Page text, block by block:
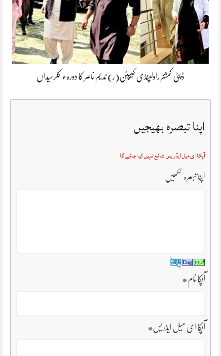
ڈپٹی کمشنر راولپنڈی کیپٹن(ر) ندیم ناصر کا دورہء کلرسیداں
اپنا تبصرہ بھیجیں
آپکا ای میل ایڈریس شائع نہیں کیا جائے گا
اپنا تبصرہ لکھیں
آپکا نام*
آپکا ای میل ایڈریس*